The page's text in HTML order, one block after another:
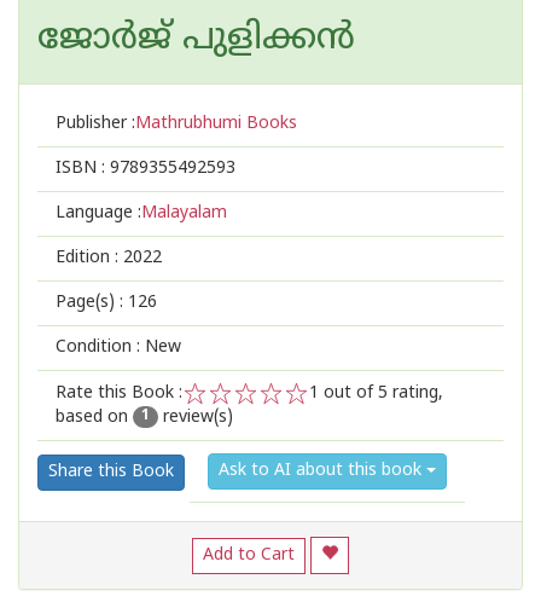
ജോര്‍ജ് പുളിക്കന്‍
Publisher :Mathrubhumi Books
ISBN : 9789355492593
Language :Malayalam
Edition : 2022
Page(s) : 126
Condition : New
Rate this Book :
2
1
1 out of 5 rating,
based on
1 review(s)
Share this Book Ask to AI about this book
Add to Cart